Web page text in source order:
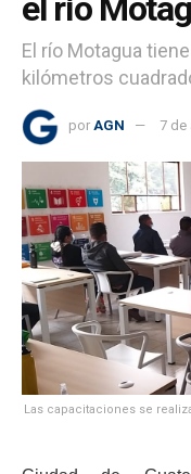
el río
El río Motagua
kilómetros
por AGN 7 de
Las capacitaciones se